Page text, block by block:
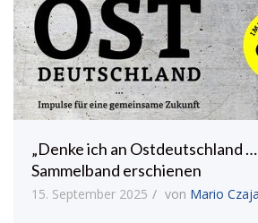
„Denke ich an Ostdeutschland
Sammelband erschienen
15. September 2025 von Mario Czaja